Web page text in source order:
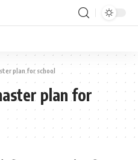
plan for school
plan for